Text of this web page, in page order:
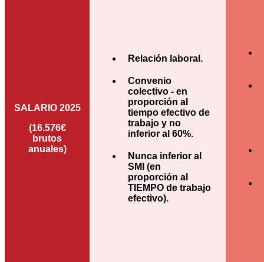
SALARIO 2025
(16.576€
brutos
anuales)
Relación laboral.
Convenio
colectivo - en
proporción al
tiempo efectivo de
trabajo y no
inferior al 60%.
Nunca inferior al
SMI (en
proporción al
TIEMPO de trabajo
efectivo).